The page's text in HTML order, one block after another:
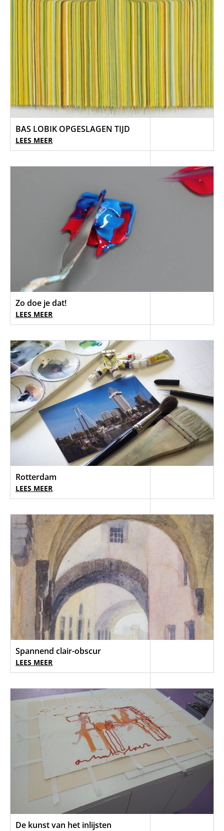
BAS LOBIK OPGESLAGEN TIJD
LEES MEER
Zo doe je dat!
LEES MEER
Rotterdam
LEES MEER
Spannend clair-obscur
LEES MEER
De kunst van het inlijsten